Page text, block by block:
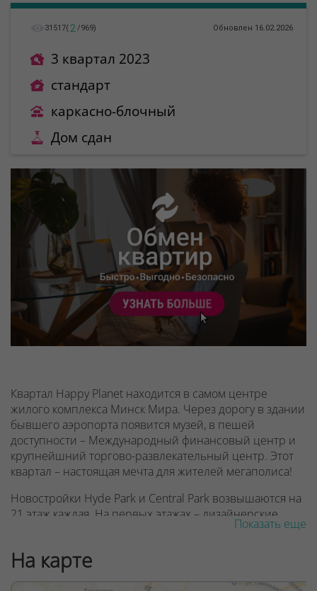
31517( 2 /969) Обновлен 16.02.2026
3 квартал 2023
стандарт
каркасно-блочный
Дом сдан
Квартал Happy Planet находится в самом центре
жилого комплекса Минск Мира. Через дорогу в здании
бывшего аэропорта появится музей, в пешей
доступности – Международный финансовый центр и
крупнейшний торгово-развлекательный центр. Этот
квартал – настоящая мечта для жителей мегаполиса!
Новостройки Hyde Park и Central Park возвышаются на
21 этаж каждая. На первых этажах – дизайнерские
лобби с зоной отдыха, стойкой консьержа и
лобби такого формата, оставались самые лучшие
впечатления!
Показать еще
На карте